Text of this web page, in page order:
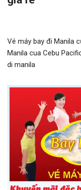
Vé máy bay đi Manila
Manila cua Cebu
di manila